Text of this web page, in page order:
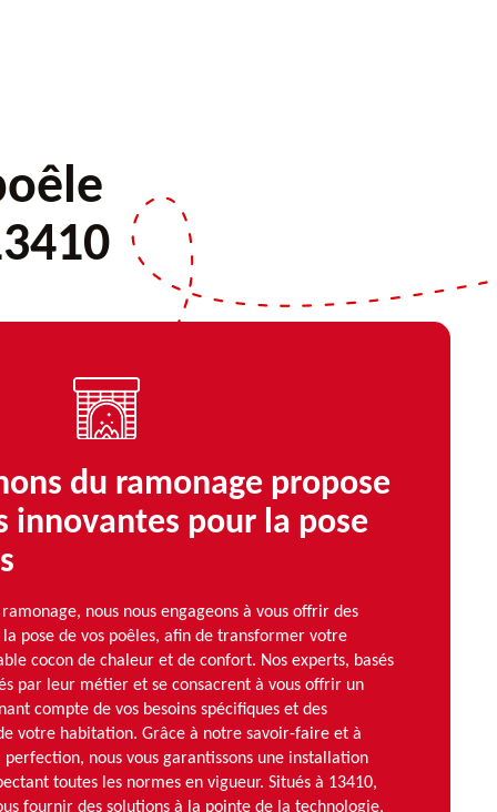
du ramonage propose
innovantes pour la pose
nous nous engageons à vous offrir des
pose de vos poêles, afin de transformer votre
cocon de chaleur et de confort. Nos experts, basés
par leur métier et se consacrent à vous offrir un
compte de vos besoins spécifiques et des
votre habitation. Grâce à notre savoir-faire et à
nous vous garantissons une installation
toutes les normes en vigueur. Situés à 13410,
fournir des solutions à la pointe de la technologie,